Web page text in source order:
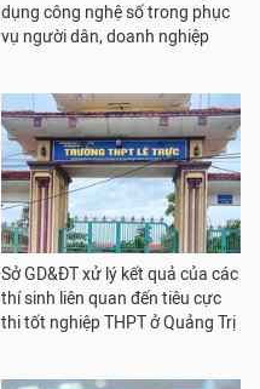
dụng công nghệ số trong phục
vụ người dân, doanh nghiệp
Sở GD&ĐT xử lý kết quả của các
thí sinh liên quan đến tiêu cực
thi tốt nghiệp THPT ở Quảng Trị